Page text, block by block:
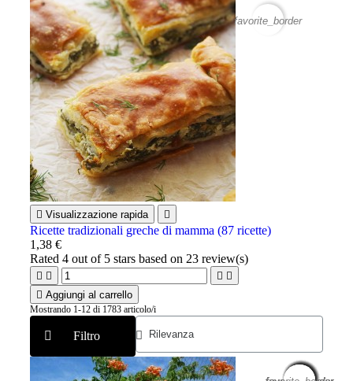
favorite_border
 Visualizzazione rapida 
Ricette tradizionali greche di mamma (87 ricette)
1,38 €
Rated4 out of 5 stars based on 23 review(s)
   
 Aggiungi al carrello
Filtro
Mostrando 1-12 di 1783 articolo/i